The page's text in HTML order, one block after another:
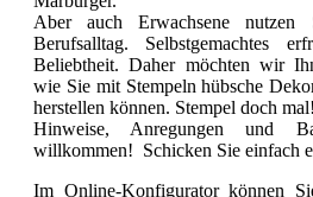
Aber auch Erwachsene
Berufsalltag. Selbstgemachtes
Beliebtheit. Daher möchten wir
wie Sie mit Stempeln hübsche
herstellen können. Stempel doch mal!
Hinweise, Anregungen und
willkommen! Schicken Sie einfach
Im Online-Konfigurator können